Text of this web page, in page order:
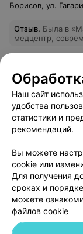
Борисов, ул.
Отзыв. Была в
медцентр,
Ни одна моя
оставлена без
положительный
только у него.
ЭФФЕКТИВНАЯ
Наш сайт
удобства
статистики и
рекомендаций.
Вы можете
cookie или
Для получения
сроках и
можете
файлов cookie